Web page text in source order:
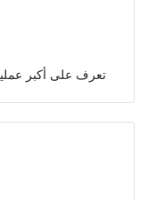
تعرف على أكبر